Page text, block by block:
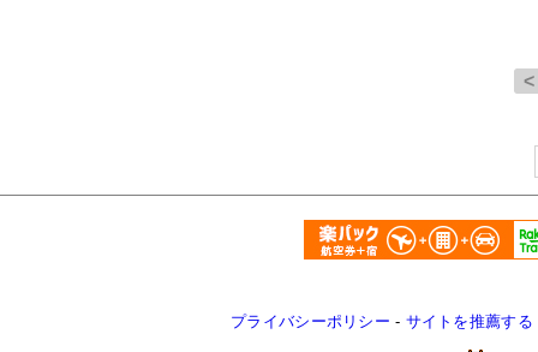
プライバシーポリシー - サイトを推薦する